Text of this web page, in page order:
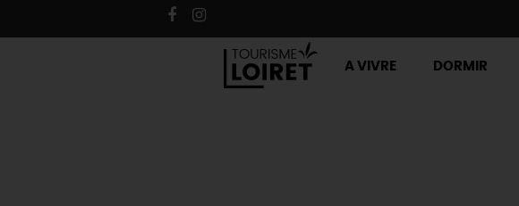
A VIVRE DORMIR